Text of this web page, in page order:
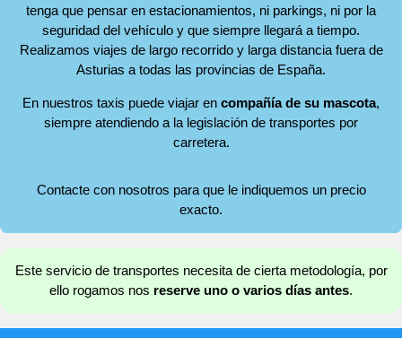
tenga que pensar en estacionamientos, ni parkings, ni por la
seguridad del vehículo y que siempre llegará a tiempo.
Realizamos viajes de largo recorrido y larga distancia fuera de
Asturias a todas las provincias de España.
En nuestros taxis puede viajar en compañía de su mascota,
siempre atendiendo a la legislación de transportes por
carretera.
Contacte con nosotros para que le indiquemos un precio
exacto.
Este servicio de transportes necesita de cierta metodología, por
ello rogamos nos reserve uno o varios días antes.